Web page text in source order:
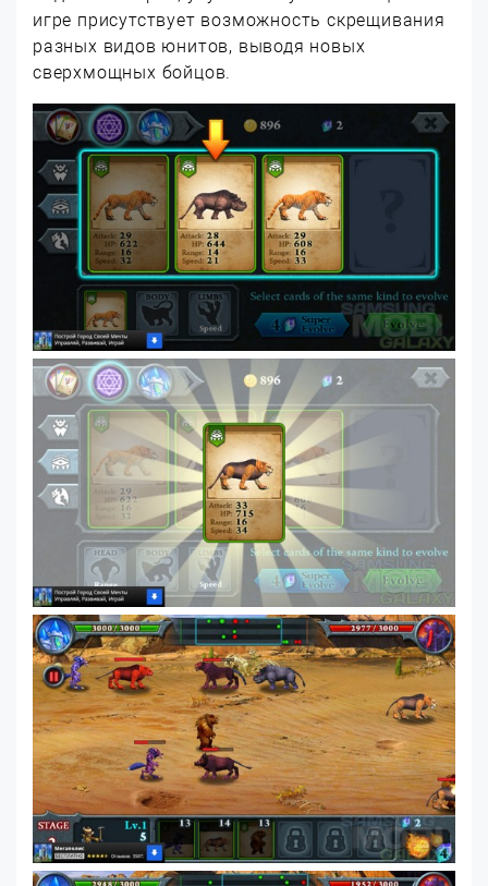
игре присутствует возможность скрещивания
разных видов юнитов, выводя новых
сверхмощных бойцов.